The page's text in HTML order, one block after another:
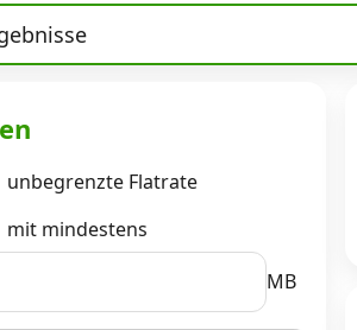
Schweiz
abfragen
Aktionen
kündigen oder wechseln
Vergleiche
unbegrenzte Flatrate
mit mindestens
MB